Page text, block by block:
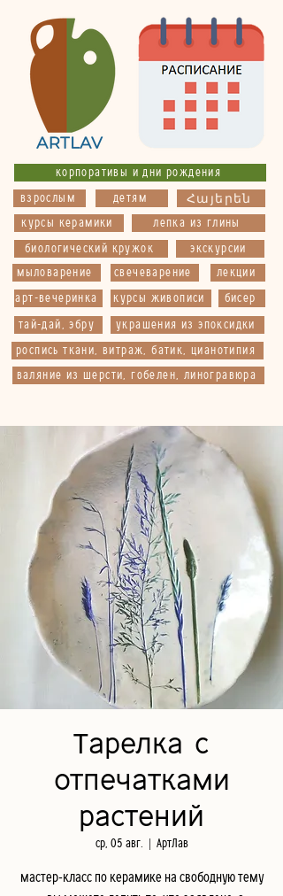
корпоративы и дни рождения
детям
взрослым Հայերեն
украшения из эпоксидки
мыловарение свечеварение
арт-вечеринка бисер
тай-дай, эбру
экскурсии
лепка из глины
роспись ткани, витраж, батик, цианотипия
курсы живописи
лекции
биологический кружок
курсы керамики
валяние из шерсти, гобелен, линогравюра
Тарелка с
отпечатками
растений
ср, 05 авг. АртЛав
мастер-класс по керамике на свободную тему